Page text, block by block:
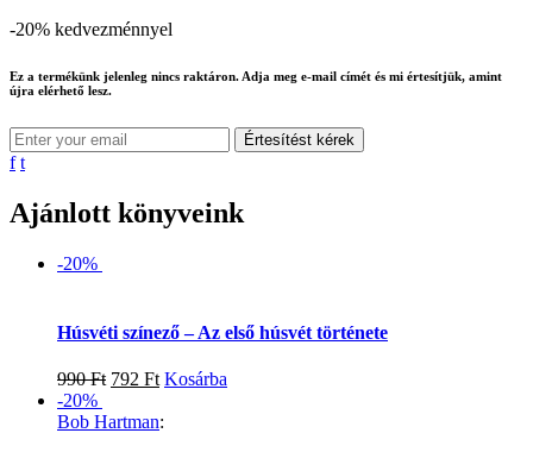
-20% kedvezménnyel
Ez a termékünk jelenleg nincs raktáron. Adja meg e-mail címét és mi értesítjük, amint
újra elérhető lesz.
Értesítést kérek
f t
Ajánlott könyveink
-20%
Húsvéti színező – Az első húsvét története
990Ft 792 Ft Kosárba
-20%
Bob Hartman: